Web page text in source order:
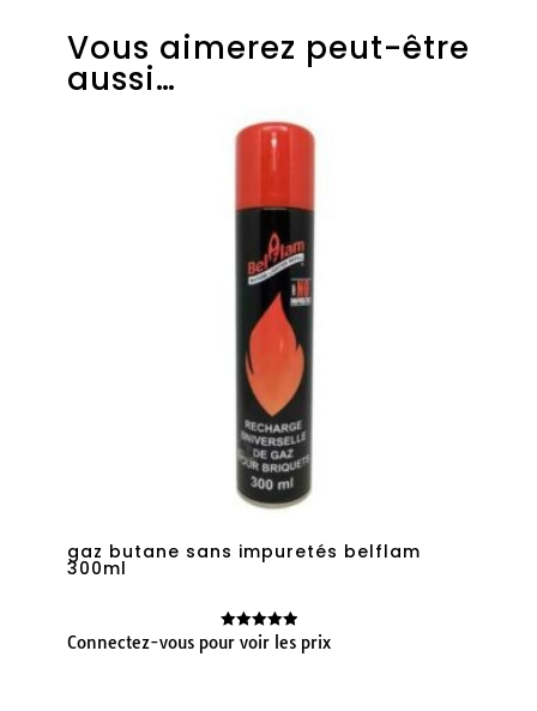
Vous aimerez peut-être
aussi…
gaz butane sans impuretés belflam
300ml
Note
Connectez-vous pour voir les prix